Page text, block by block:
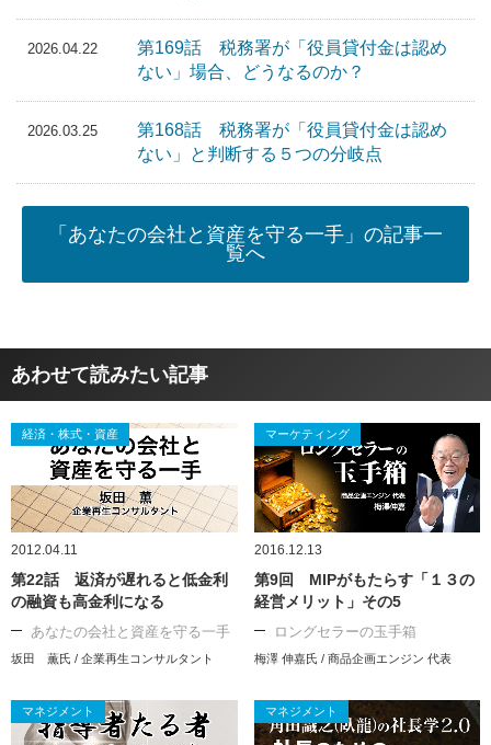
2026.04.22
第169話 税務署が「役員貸付金は認め
ない」場合、どうなるのか？
2026.03.25
第168話 税務署が「役員貸付金は認め
ない」と判断する５つの分岐点
「あなたの会社と資産を守る一手」の記事一
覧へ
あわせて読みたい記事
経済・株式・資産
2012.04.11
第22話 返済が遅れると低金利
の融資も高金利になる
あなたの会社と資産を守る一手
坂田 薫氏 / 企業再生コンサルタント
マーケティング
2016.12.13
第9回 MIPがもたらす「１３の
経営メリット」その5
ロングセラーの玉手箱
梅澤 伸嘉氏 / 商品企画エンジン 代表
マネジメント マネジメント